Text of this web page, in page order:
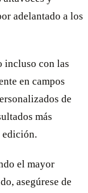
adelantado a los
incluso con las
en campos
de
más
edición.
el mayor
asegúrese de